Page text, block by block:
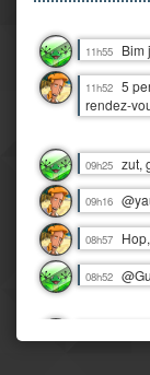
11h55 Bim
11h52 5
rendez-
09h25 zut,
09h16
08h57
08h52